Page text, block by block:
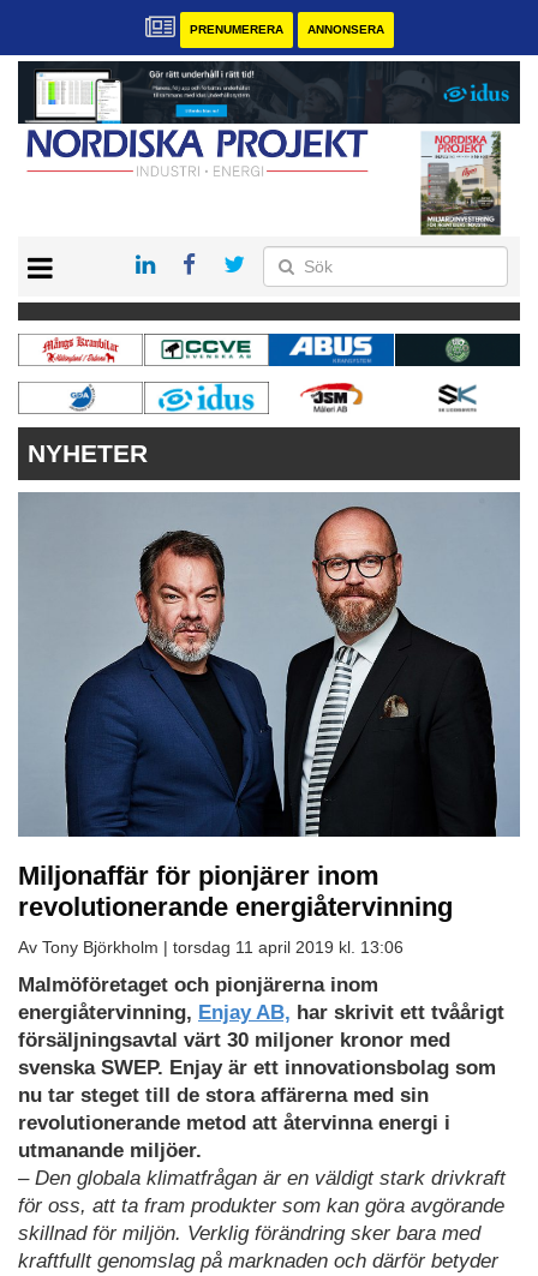
PRENUMERERA ANNONSERA
KONTAKT
VÅRA ANDRA MAGASIN
PRENUMERERA
ANNONSERA
NYHETER
Miljonaffär för pionjärer inom
revolutionerande energiåtervinning
Av Tony Björkholm | torsdag 11 april 2019 kl. 13:06
Malmöföretaget och pionjärerna inom
energiåtervinning, Enjay AB, har skrivit ett tvåårigt
försäljningsavtal värt 30 miljoner kronor med
svenska SWEP. Enjay är ett innovationsbolag som
nu tar steget till de stora affärerna med sin
revolutionerande metod att återvinna energi i
utmanande miljöer.
– Den globala klimatfrågan är en väldigt stark drivkraft
för oss, att ta fram produkter som kan göra avgörande
skillnad för miljön. Verklig förändring sker bara med
kraftfullt genomslag på marknaden och därför betyder